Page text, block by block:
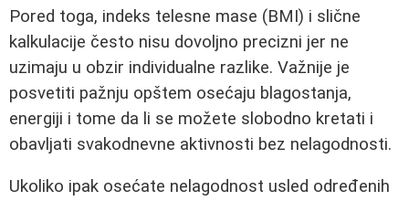
Pored toga, indeks telesne mase (BMI) i slične
kalkulacije često nisu dovoljno precizni jer ne
uzimaju u obzir individualne razlike. Važnije je
posvetiti pažnju opštem osećaju blagostanja,
energiji i tome da li se možete slobodno kretati i
obavljati svakodnevne aktivnosti bez nelagodnosti.
Ukoliko ipak osećate nelagodnost usled određenih